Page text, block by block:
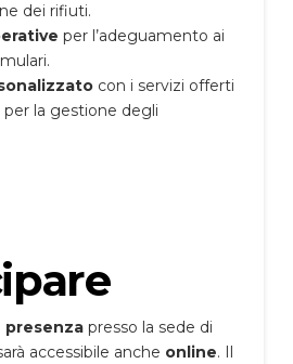
dei rifiuti.
per l’adeguamento ai
con i servizi offerti
per la gestione degli
presenzapresso la sede di
accessibile anche online. Il